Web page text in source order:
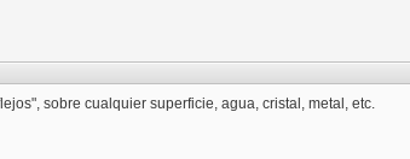
sobre cualquier superficie, agua, cristal, metal, etc.